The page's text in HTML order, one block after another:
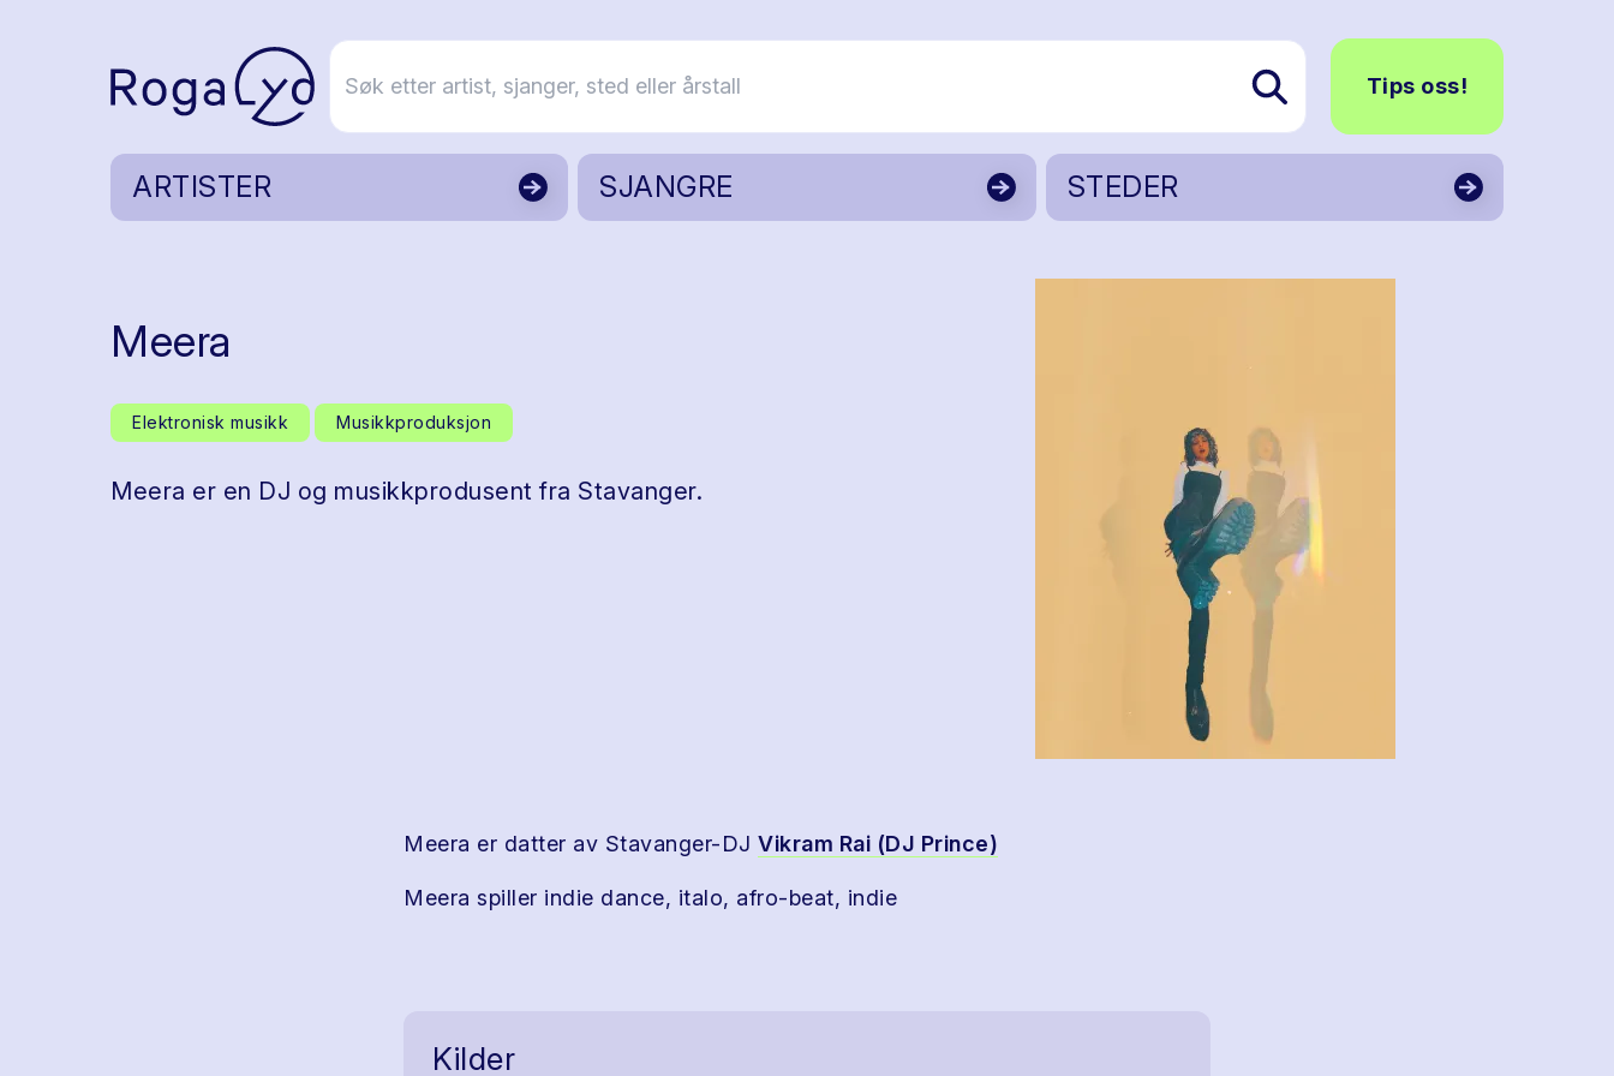
Tips oss!
ARTISTER SJANGRE STEDER
Meera
Elektronisk musikk Musikkproduksjon
Meera er en DJ og musikkprodusent fra Stavanger.
Meera er datter av Stavanger-DJ Vikram Rai (DJ Prince)
Meera spiller indie dance, italo, afro-beat, indie
Kilder